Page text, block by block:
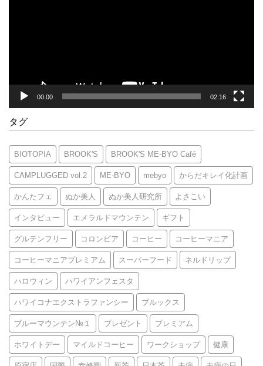
00:00 02:16
タグ
BIOTOPIA BROOK'S BROOK'S ME-BYO Café
CAMPLUGGED vol.2 ME-BYO mebyo からだキレイ化計画
かんたフェ ぬか美人 ぬか美人研究所 よさこい
インタビュー エメラルドマウンテン ギフト
グルテンフリー コロンビア コーヒー コーヒーマニア
コーヒーマニアプレミアム スーパーフード ネルドリップ
ハロウィン ハワイアンフェスタ
ハワイコナエクストラファンシー ブルックス
ブルーマウンテン№１ プレゼント プレミアム
ホワイトデー マイルドコーヒー ワークショップ 健康